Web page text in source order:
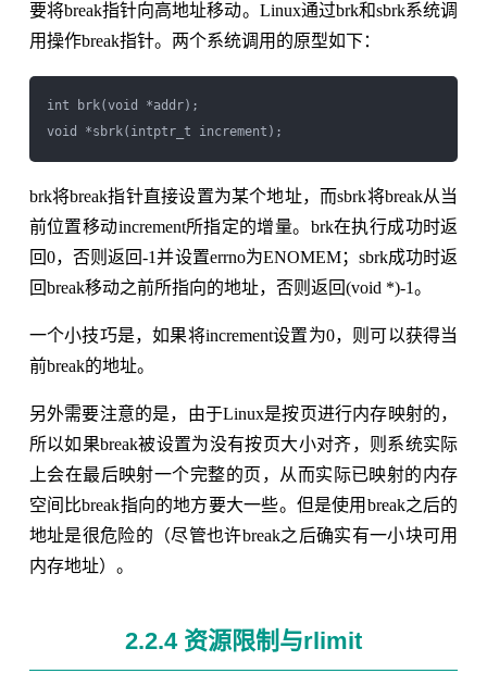
要将break指针向高地址移动。Linux通过brk和sbrk系统调
用操作break指针。两个系统调用的原型如下：
int brk(void *addr);
brk将break指针直接设置为某个地址，而sbrk将break从当
前位置移动increment所指定的增量。brk在执行成功时返
回0，否则返回-1并设置errno为ENOMEM；sbrk成功时返
回break移动之前所指向的地址，否则返回(void *)-1。
一个小技巧是，如果将increment设置为0，则可以获得当
前break的地址。
另外需要注意的是，由于Linux是按页进行内存映射的，
所以如果break被设置为没有按页大小对齐，则系统实际
上会在最后映射一个完整的页，从而实际已映射的内存
空间比break指向的地方要大一些。但是使用break之后的
地址是很危险的（尽管也许break之后确实有一小块可用
内存地址）。
2.2.4 资源限制与rlimit